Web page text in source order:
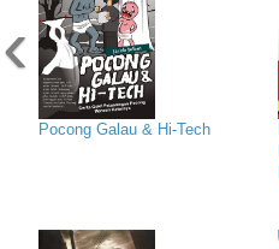
Pocong Galau & Hi-Tech
‹